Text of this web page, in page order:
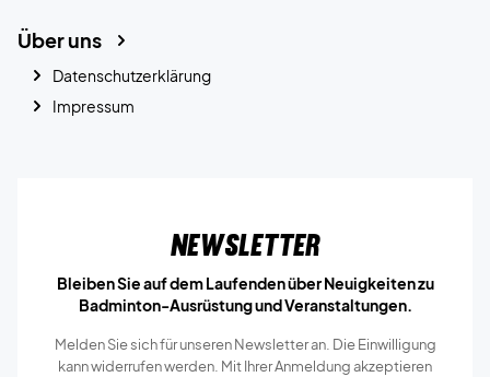
Über uns
Datenschutzerklärung
Impressum
Newsletter
Bleiben Sie auf dem Laufenden über Neuigkeiten zu
Badminton-Ausrüstung und Veranstaltungen.
Melden Sie sich für unseren Newsletter an. Die Einwilligung
kann widerrufen werden. Mit Ihrer Anmeldung akzeptieren